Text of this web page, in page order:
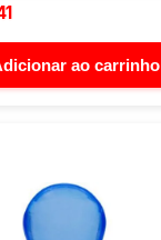
ao carrinho